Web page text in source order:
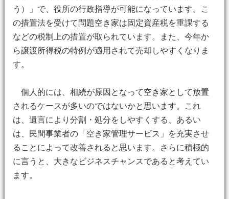
う）」で、役所の行政指導が可能になっています。こ
の措置法を受けて問題空き家は固定資産税を重課する
などの税制上の措置が取られています。また、今年か
ら譲渡所得税の特例が適用されて売却しやすくなりま
す。
個人的には、相続が原因となって空き家として放置
されるケースが多いのではないかと思います。これ
は、遺言により分割・処分をしやすくする、あるい
は、民間事業者の「空き家管理サービス」を充実させ
ることによって改善されると思います。さらに積極的
に言うと、大きなビジネスチャンスであると考えてい
ます。